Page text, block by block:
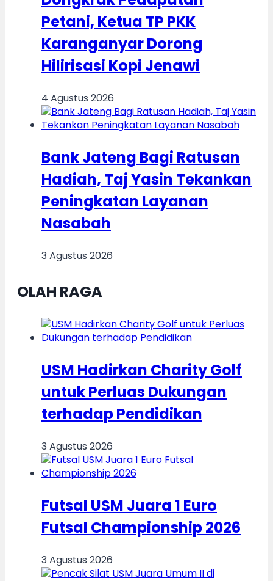
Petani, Ketua TP PKK
Karanganyar Dorong
Hilirisasi Kopi Jenawi
4 Agustus 2026
Bank Jateng Bagi Ratusan
Hadiah, Taj Yasin Tekankan
Peningkatan Layanan
Nasabah
3 Agustus 2026
OLAH RAGA
USM Hadirkan Charity Golf
untuk Perluas Dukungan
terhadap Pendidikan
3 Agustus 2026
Futsal USM Juara 1 Euro
Futsal Championship 2026
3 Agustus 2026